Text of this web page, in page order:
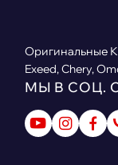
Оригинальные
Exeed, Chery,
МЫ В СОЦ.